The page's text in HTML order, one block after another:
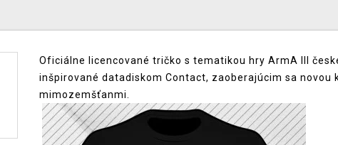
Oficiálne licencované tričko s tematikou hry ArmA III
inšpirované datadiskom Contact, zaoberajúcim sa novou
mimozemšťanmi.